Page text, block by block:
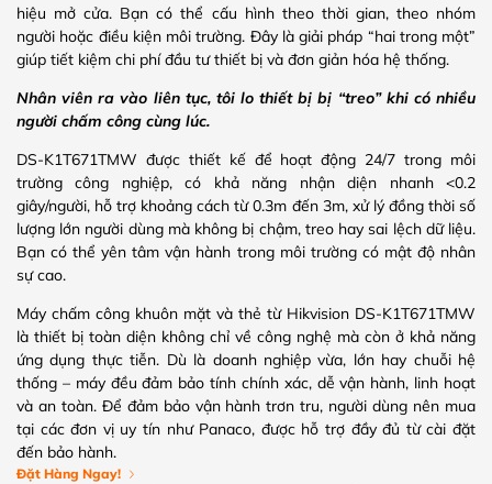
hiệu mở cửa. Bạn có thể cấu hình theo thời gian, theo nhóm
người hoặc điều kiện môi trường. Đây là giải pháp “hai trong một”
giúp tiết kiệm chi phí đầu tư thiết bị và đơn giản hóa hệ thống.
Nhân viên ra vào liên tục, tôi lo thiết bị bị “treo” khi có nhiều
người chấm công cùng lúc.
DS-K1T671TMW được thiết kế để hoạt động 24/7 trong môi
trường công nghiệp, có khả năng nhận diện nhanh <0.2
giây/người, hỗ trợ khoảng cách từ 0.3m đến 3m, xử lý đồng thời số
lượng lớn người dùng mà không bị chậm, treo hay sai lệch dữ liệu.
Bạn có thể yên tâm vận hành trong môi trường có mật độ nhân
sự cao.
Máy chấm công khuôn mặt và thẻ từ Hikvision DS-K1T671TMW
là thiết bị toàn diện không chỉ về công nghệ mà còn ở khả năng
ứng dụng thực tiễn. Dù là doanh nghiệp vừa, lớn hay chuỗi hệ
thống – máy đều đảm bảo tính chính xác, dễ vận hành, linh hoạt
và an toàn. Để đảm bảo vận hành trơn tru, người dùng nên mua
tại các đơn vị uy tín như Panaco, được hỗ trợ đầy đủ từ cài đặt
đến bảo hành.
Đặt Hàng Ngay!